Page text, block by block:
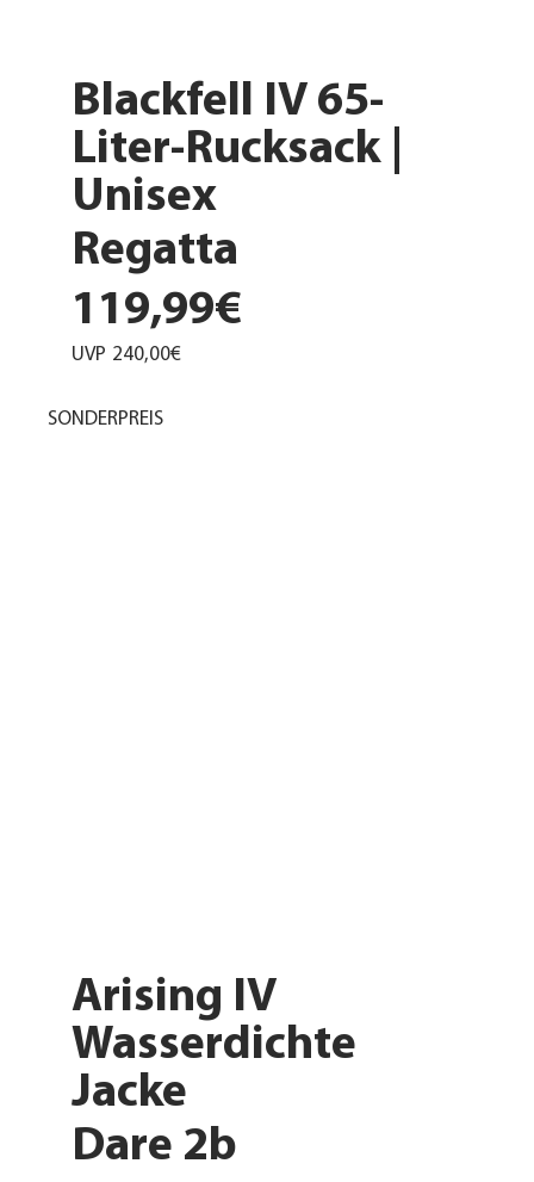
Blackfell IV 65-
Liter-Rucksack |
Unisex
Regatta
119,99€
UVP 240,00€
Arising IV
Wasserdichte
Jacke
Dare 2b
SONDERPREIS